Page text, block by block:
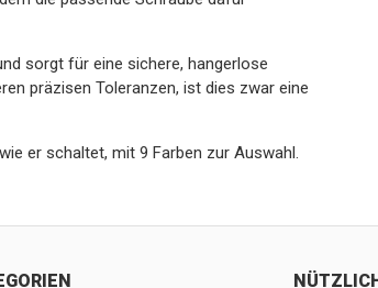
sorgt für eine sichere, hangerlose
präzisen Toleranzen, ist dies zwar eine
er schaltet, mit 9 Farben zur Auswahl.